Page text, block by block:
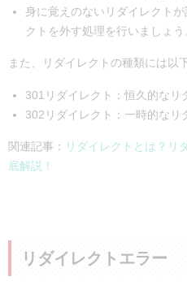
身に覚えのないリダイレクト
クトを外す処理を行いましょう
また、リダイレクトの種類には以
301リダイレクト：恒久的なリ
302リダイレクト：一時的なリ
関連記事： リダイレクトとは？リ
底解説！
リダイレクトエラー